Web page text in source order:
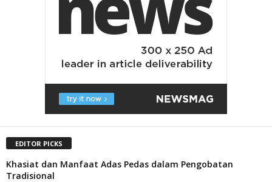
EDITOR PICKS
Khasiat dan Manfaat Adas Pedas dalam Pengobatan
Tradisional